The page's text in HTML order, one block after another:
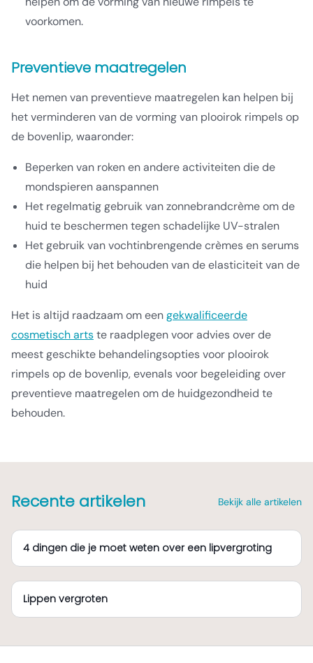
voorkomen.
Preventieve maatregelen
Het nemen van preventieve maatregelen kan helpen bij
het verminderen van de vorming van plooirok rimpels op
de bovenlip, waaronder:
Beperken van roken en andere activiteiten die de
mondspieren aanspannen
Het regelmatig gebruik van zonnebrandcrème om de
huid te beschermen tegen schadelijke UV-stralen
Het gebruik van vochtinbrengende crèmes en serums
die helpen bij het behouden van de elasticiteit van de
huid
Het is altijd raadzaam om eengekwalificeerde
cosmetisch artste raadplegen voor advies over de
meest geschikte behandelingsopties voor plooirok
rimpels op de bovenlip, evenals voor begeleiding over
preventieve maatregelen om de huidgezondheid te
behouden.
Recente artikelen Bekijk alle artikelen
4 dingen die je moet weten over een lipvergroting
Lippen vergroten